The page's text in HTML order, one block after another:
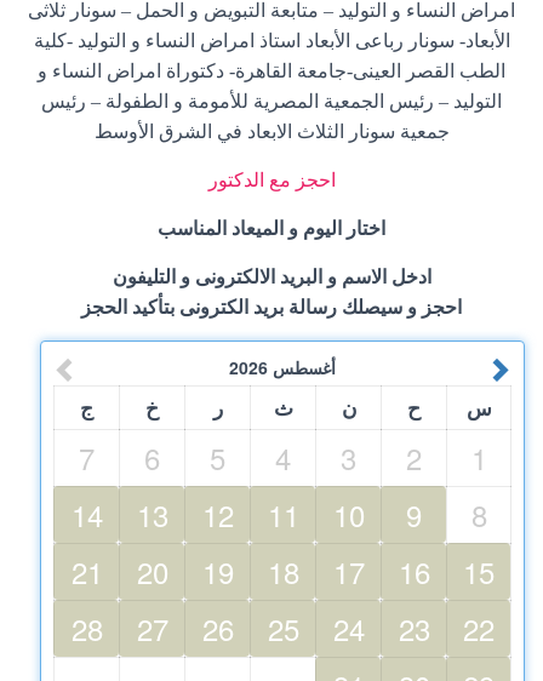
امراض النساء و التوليد – متابعة التبويض و الحمل – سونار ثلاثى
الأبعاد- سونار رباعى الأبعاد استاذ امراض النساء و التوليد -كلية
الطب القصر العينى-جامعة القاهرة- دكتوراة امراض النساء و
التوليد – رئيس الجمعية المصرية للأمومة و الطفولة – رئيس
جمعية سونار الثلاث الابعاد في الشرق الأوسط
احجز مع الدكتور
اختار اليوم و الميعاد المناسب
ادخل الاسم و البريد الالكترونى و التليفون
احجز و سيصلك رسالة بريد الكترونى بتأكيد الحجز
أغسطس 2026
س ح ن ث ر خ ج
1
2
3
4
5
6
7
8
9
10
11
12
13
14
15
16
17
18
19
20
21
22
23
24
25
26
27
28